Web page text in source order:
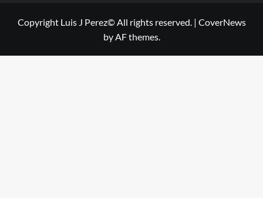
Copyright Luis J Perez© All rights reserved. | CoverNews
by AF themes.